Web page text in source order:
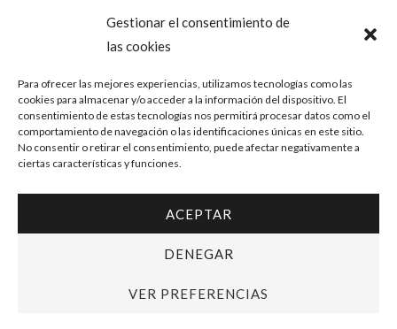
Gestionar el consentimiento de
las cookies
Para ofrecer las mejores experiencias, utilizamos tecnologías como las
cookies para almacenar y/o acceder a la información del dispositivo. El
consentimiento de estas tecnologías nos permitirá procesar datos como el
comportamiento de navegación o las identificaciones únicas en este sitio.
No consentir o retirar el consentimiento, puede afectar negativamente a
ciertas características y funciones.
ACEPTAR
DENEGAR
VER PREFERENCIAS
Contacto
info@originofcomics.com
Facebook
Instagram